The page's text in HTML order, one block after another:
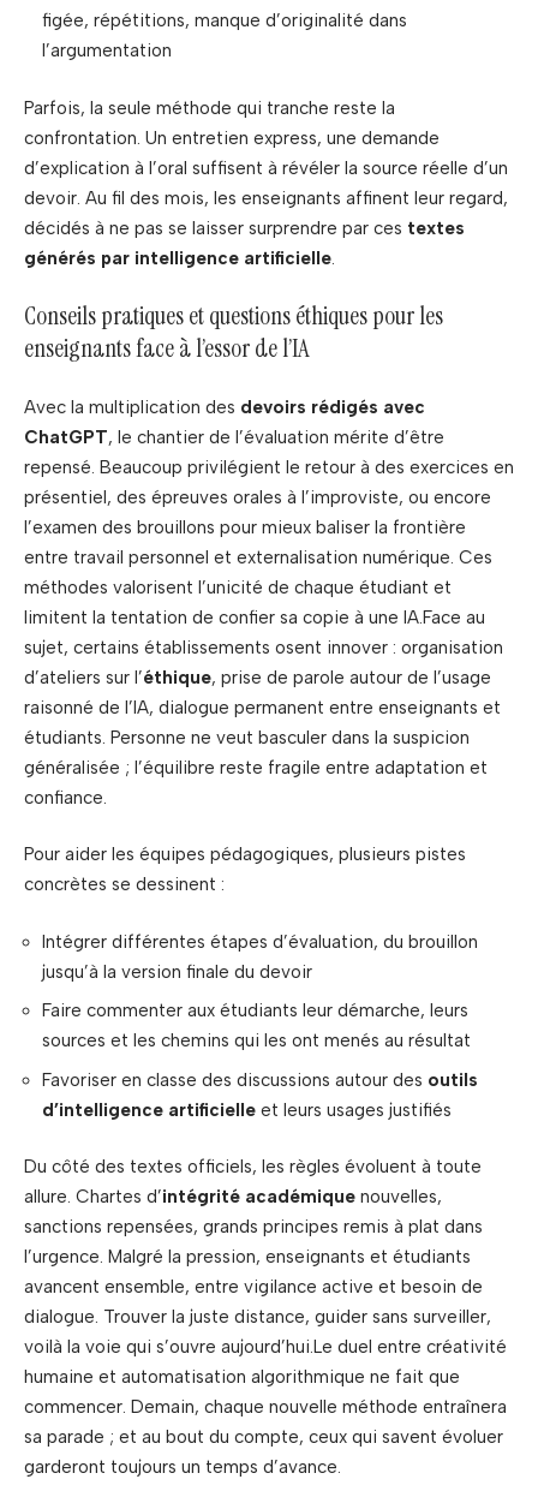
figée, répétitions, manque d’originalité dans
l’argumentation
Parfois, la seule méthode qui tranche reste la
confrontation. Un entretien express, une demande
d’explication à l’oral suffisent à révéler la source réelle d’un
devoir. Au fil des mois, les enseignants affinent leur regard,
décidés à ne pas se laisser surprendre par ces textes
générés par intelligence artificielle
Conseils pratiques et questions éthiques pour les
enseignants face à l’essor de l’IA
Avec la multiplication des devoirs rédigés avec
ChatGPT, le chantier de l’évaluation mérite d’être
repensé. Beaucoup privilégient le retour à des exercices en
présentiel, des épreuves orales à l’improviste, ou encore
l’examen des brouillons pour mieux baliser la frontière
entre travail personnel et externalisation numérique. Ces
méthodes valorisent l’unicité de chaque étudiant et
limitent la tentation de confier sa copie à une IA.Face au
sujet, certains établissements osent innover : organisation
d’ateliers sur l’éthique, prise de parole autour de l’usage
raisonné de l’IA, dialogue permanent entre enseignants et
étudiants. Personne ne veut basculer dans la suspicion
généralisée ; l’équilibre reste fragile entre adaptation et
confiance.
Pour aider les équipes pédagogiques, plusieurs pistes
concrètes se dessinent :
Intégrer différentes étapes d’évaluation, du brouillon
jusqu’à la version finale du devoir
Faire commenter aux étudiants leur démarche, leurs
sources et les chemins qui les ont menés au résultat
Favoriser en classe des discussions autour des outils
d’intelligence artificielle et leurs usages justifiés
Du côté des textes officiels, les règles évoluent à toute
allure. Chartes d’intégrité académique nouvelles,
sanctions repensées, grands principes remis à plat dans
l’urgence. Malgré la pression, enseignants et étudiants
avancent ensemble, entre vigilance active et besoin de
dialogue. Trouver la juste distance, guider sans surveiller,
voilà la voie qui s’ouvre aujourd’hui.Le duel entre créativité
humaine et automatisation algorithmique ne fait que
commencer. Demain, chaque nouvelle méthode entraînera
sa parade ; et au bout du compte, ceux qui savent évoluer
garderont toujours un temps d’avance.